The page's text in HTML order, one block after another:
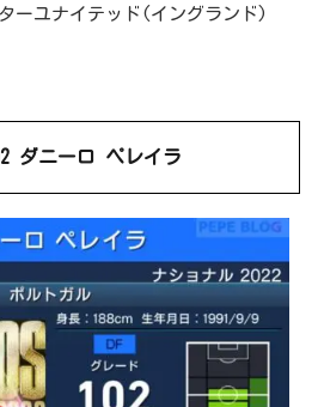
ーユナイテッド(イングランド)
ダニーロ ペレイラ